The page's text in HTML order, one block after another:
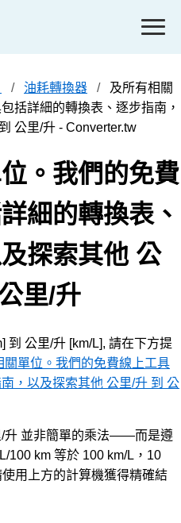
油耗轉換器
及所有相關
括詳細的轉換表、逐步指南，
公里/升 - Converter.tw
。我們的免費
細的轉換表、
探索其他 公
里/升
到 公里/升 [km/L], 請在下方提
關單位。我們的免費線上工具
，以及探索其他 公里/升 到 公
/升 並非簡單的乘法——而是遵
100 km 等於 100 km/L，10
用上方的計算機獲得精確結